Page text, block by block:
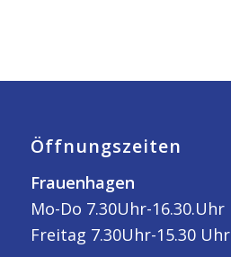
Öffnungszeiten
Frauenhagen
Mo-Do 7.30Uhr-16.30.Uhr
Freitag 7.30Uhr-15.30 Uhr